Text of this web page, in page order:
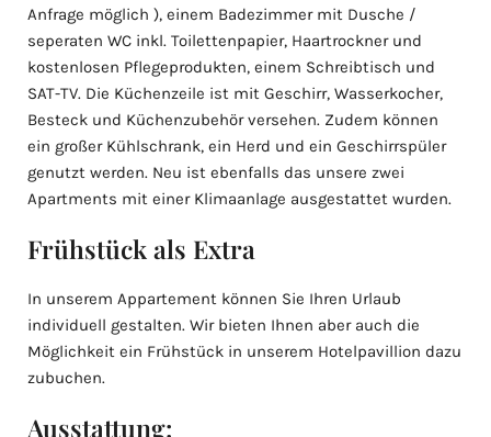
Anfrage möglich ), einem Badezimmer mit Dusche /
seperaten WC inkl. Toilettenpapier, Haartrockner und
kostenlosen Pflegeprodukten, einem Schreibtisch und
SAT-TV. Die Küchenzeile ist mit Geschirr, Wasserkocher,
Besteck und Küchenzubehör versehen. Zudem können
ein großer Kühlschrank, ein Herd und ein Geschirrspüler
genutzt werden. Neu ist ebenfalls das unsere zwei
Apartments mit einer Klimaanlage ausgestattet wurden.
Frühstück als Extra
In unserem Appartement können Sie Ihren Urlaub
individuell gestalten. Wir bieten Ihnen aber auch die
Möglichkeit ein Frühstück in unserem Hotelpavillion dazu
zubuchen.
Ausstattung: